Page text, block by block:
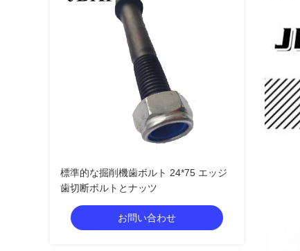
標準的な掘削機歯ボルト 24*75 エッジ
歯切断ボルトとナッツ
お問い合わせ